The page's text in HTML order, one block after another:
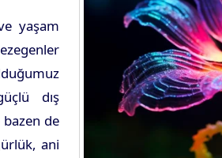
yaşam
dış
de
ani